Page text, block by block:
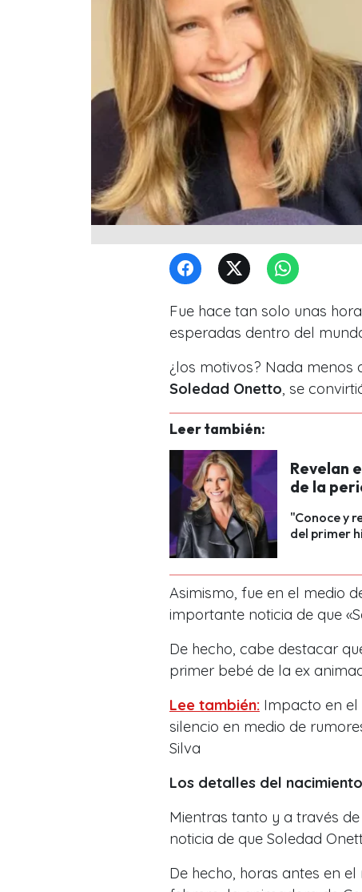
Fue hace tan solo unas
esperadas dentro del
¿los motivos? Nada menos
Soledad Onetto , se
Leer también:
Revelan
de la
"Conoce y
del primer
Asimismo, fue en el medio
importante noticia de que
De hecho, cabe destacar
primer bebé de la ex
Lee también: Impacto en el
silencio en medio de
Silva
Los detalles del
Mientras tanto y a través
noticia de que Soledad
De hecho, horas antes en